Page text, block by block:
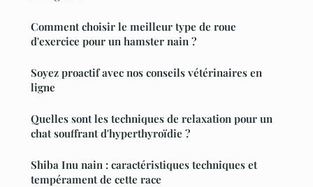
Comment choisir le meilleur type de roue
d'exercice pour un hamster nain ?
Soyez proactif avec nos conseils vétérinaires en
ligne
Quelles sont les techniques de relaxation pour un
chat souffrant d'hyperthyroïdie ?
Shiba Inu nain : caractéristiques techniques et
tempérament de cette race